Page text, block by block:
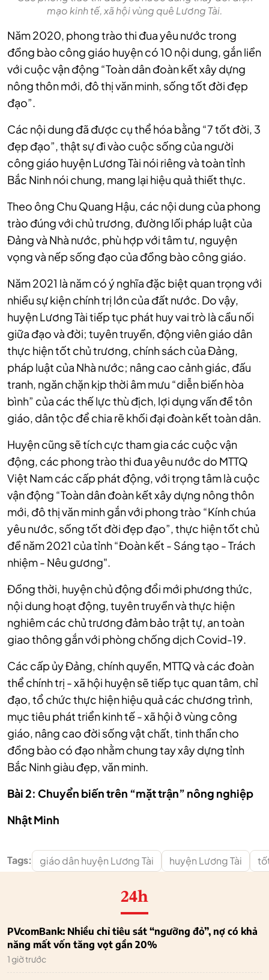
mạo kinh tế, xã hội vùng quê Lương Tài.
Năm 2020, phong trào thi đua yêu nước trong
đồng bào công giáo huyện có 10 nội dung, gắn liền
với cuộc vận động “Toàn dân đoàn kết xây dựng
nông thôn mới, đô thị văn minh, sống tốt đời đẹp
đạo”.
Các nội dung đã được cụ thể hóa bằng “7 tốt đời, 3
đẹp đạo”, thật sự đi vào cuộc sống của người
công giáo huyện Lương Tài nói riêng và toàn tỉnh
Bắc Ninh nói chung, mang lại hiệu quả thiết thực.
Theo ông Chu Quang Hậu, các nội dung của phong
trào đúng với chủ trương, đường lối pháp luật của
Đảng và Nhà nước, phù hợp với tâm tư, nguyện
vọng và nếp sống đạo của đồng bào công giáo.
Năm 2021 là năm có ý nghĩa đặc biệt quan trọng với
nhiều sự kiện chính trị lớn của đất nước. Do vậy,
huyện Lương Tài tiếp tục phát huy vai trò là cầu nối
giữa đạo và đời; tuyên truyền, động viên giáo dân
thực hiện tốt chủ trương, chính sách của Đảng,
pháp luật của Nhà nước; nâng cao cảnh giác, đấu
tranh, ngăn chặn kịp thời âm mưu “diễn biến hòa
bình” của các thế lực thù địch, lợi dụng vấn đề tôn
giáo, dân tộc để chia rẽ khối đại đoàn kết toàn dân.
Huyện cũng sẽ tích cực tham gia các cuộc vận
động, các phong trào thi đua yêu nước do MTTQ
Việt Nam các cấp phát động, với trọng tâm là cuộc
vận động “Toàn dân đoàn kết xây dựng nông thôn
mới, đô thị văn minh gắn với phong trào “Kính chúa
yêu nước, sống tốt đời đẹp đạo”, thực hiện tốt chủ
đề năm 2021 của tỉnh “Đoàn kết - Sáng tạo - Trách
nhiệm - Nêu gương".
Đồng thời, huyện chủ động đổi mới phương thức,
nội dung hoạt động, tuyên truyền và thực hiện
nghiêm các chủ trương đảm bảo trật tự, an toàn
giao thông gắn với phòng chống dịch Covid-19.
Các cấp ủy Đảng, chính quyền, MTTQ và các đoàn
thể chính trị - xã hội huyện sẽ tiếp tục quan tâm, chỉ
đạo, tổ chức thực hiện hiệu quả các chương trình,
mục tiêu phát triển kinh tế - xã hội ở vùng công
giáo, nâng cao đời sống vật chất, tinh thần cho
đồng bào có đạo nhằm chung tay xây dựng tỉnh
Bắc Ninh giàu đẹp, văn minh.
Bài 2: Chuyển biến trên “mặt trận” nông nghiệp
Nhật Minh
Tags: giáo dân huyện Lương Tài huyện Lương Tài
24h
PVcomBank: Nhiều chỉ tiêu sát “ngưỡng đỏ”, nợ có khả
năng mất vốn tăng vọt gần 20%
1 giờ trước